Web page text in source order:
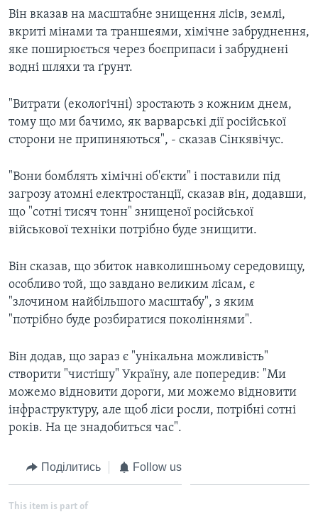
Він вказав на масштабне знищення лісів, землі,
вкриті мінами та траншеями, хімічне забруднення,
яке поширюється через боєприпаси і забруднені
водні шляхи та ґрунт.
"Витрати (екологічні) зростають з кожним днем,
тому що ми бачимо, як варварські дії російської
сторони не припиняються", - сказав Сінкявічус.
"Вони бомблять хімічні об'єкти" і поставили під
загрозу атомні електростанції, сказав він, додавши,
що "сотні тисяч тонн" знищеної російської
військової техніки потрібно буде знищити.
Він сказав, що збиток навколишньому середовищу,
особливо той, що завдано великим лісам, є
"злочином найбільшого масштабу", з яким
"потрібно буде розбиратися поколіннями".
Він додав, що зараз є "унікальна можливість"
створити "чистішу" Україну, але попередив: "Ми
можемо відновити дороги, ми можемо відновити
інфраструктуру, але щоб ліси росли, потрібні сотні
років. На це знадобиться час".
Поділитись Follow us
This item is part of